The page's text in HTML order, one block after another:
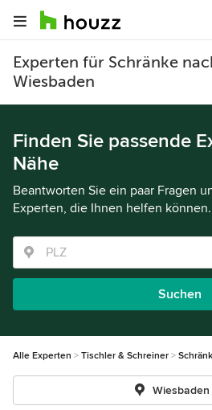
Experten für Schränke
Wiesbaden
Finden Sie passende
Nähe
Beantworten Sie ein paar Fragen
Experten, die Ihnen helfen können.
Suchen
Alle Experten Tischler & Schreiner
Wiesbaden